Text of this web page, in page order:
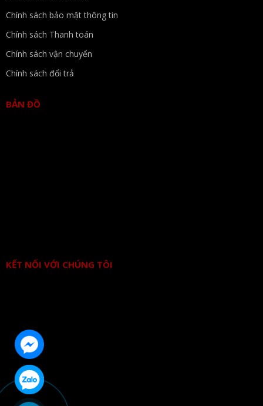
Chính sách bảo mật thông tin
Chính sách Thanh toán
Chính sách vận chuyển
Chính sách đổi trả
BẢN ĐỒ
KẾT NỐI VỚI CHÚNG TÔI